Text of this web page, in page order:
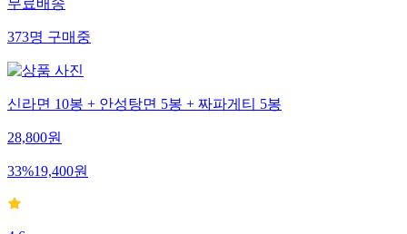
무료배송
373명구매중
신라면 10봉 + 안성탕면 5봉 + 짜파게티 5봉
28,800원
33%19,400원